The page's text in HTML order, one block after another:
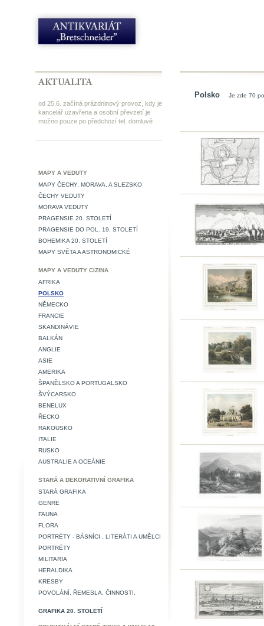
od 25.6. začíná prázdninový provoz, kdy je
kancelář uzavřena a osobní převzetí je
možno pouze po předchozí tel. domluvě
MAPY A VEDUTY
MAPY ČECHY, MORAVA, A SLEZSKO
ČECHY VEDUTY
MORAVA VEDUTY
PRAGENSIE 20. STOLETÍ
PRAGENSIE DO POL. 19. STOLETÍ
BOHEMIKA 20. STOLETÍ
MAPY SVĚTA A ASTRONOMICKÉ
MAPY A VEDUTY CIZINA
AFRIKA
POLSKO
NĚMECKO
FRANCIE
SKANDINÁVIE
BALKÁN
ANGLIE
ASIE
AMERIKA
ŠPANĚLSKO A PORTUGALSKO
ŠVÝCARSKO
BENELUX
ŘECKO
RAKOUSKO
ITALIE
RUSKO
AUSTRALIE A OCEÁNIE
STARÁ A DEKORATIVNÍ GRAFIKA
STARÁ GRAFIKA
GENRE
FAUNA
FLORA
PORTRÉTY - BÁSNÍCI , LITERÁTI A UMĚLCI
PORTRÉTY
MILITARIA
HERALDIKA
KRESBY
POVOLÁNÍ, ŘEMESLA, ČINNOSTI.
GRAFIKA 20. STOLETÍ
Polsko Je zde 70